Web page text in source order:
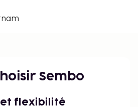
- 274,3 km
Sembo
flexibilité